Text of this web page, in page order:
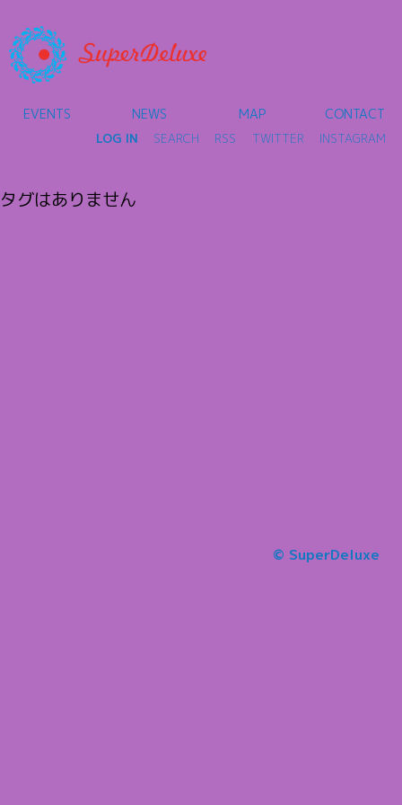
EVENTS NEWS MAP CONTACT
LOG IN SEARCH RSS TWITTER INSTAGRAM
タグはありません
© SuperDeluxe